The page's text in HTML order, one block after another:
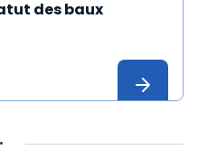
des baux